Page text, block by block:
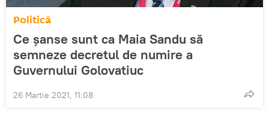
Politică
Ce șanse sunt ca Maia Sandu să
semneze decretul de numire a
Guvernului Golovatiuc
26 Martie 2021, 11:08